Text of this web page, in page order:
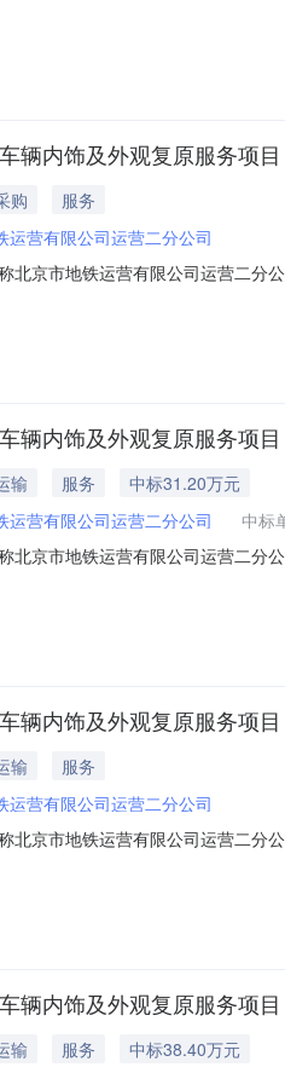
补漆复原；全列车体外腰线及其他
辆内饰及外观复原服务项目
购
服务
运营有限公司运营二分公司
北京市地铁运营有限公司运营二分
辆内饰及外观复原服务项目
输 服务
中标31.20万元
运营有限公司运营二分公司 中标
北京市地铁运营有限公司运营二分
辆内饰及外观复原服务项目
输
服务
运营有限公司运营二分公司
北京市地铁运营有限公司运营二分
项目，为确保北京地铁运营二分公
辆内饰及外观复原服务项目
输 服务
中标38.40万元